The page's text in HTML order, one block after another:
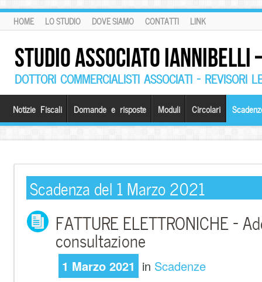
HOME LO STUDIO DOVE SIAMO CONTATTI LINK
STUDIO ASSOCIATO
DOTTORI COMMERCIALISTI ASSOCIATI – REVISORI
Notizie Fiscali Domande e risposte Moduli Circolari
Scadenza del 1 Marzo 2021
FATTURE ELETTRONICHE –
consultazione
1 Marzo 2021 in Scadenze